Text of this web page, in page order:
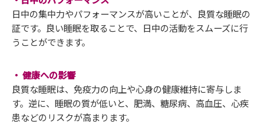
日中の集中力やパフォーマンスが高いことが、良質な睡眠の
証です。良い睡眠を取ることで、日中の活動をスムーズに行
うことができます。
・ 健康への影響
良質な睡眠は、免疫力の向上や心身の健康維持に寄与しま
す。逆に、睡眠の質が低いと、肥満、糖尿病、高血圧、心疾
患などのリスクが高まります。